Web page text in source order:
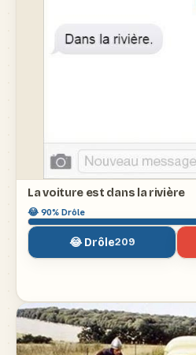
La voiture est dans la rivière
😂90% Drôle
😂 Drôle209